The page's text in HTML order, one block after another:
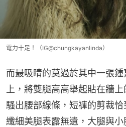
電力十足！（IG@chungkayanlinda）
而最吸睛的莫過於其中一張
上，將雙腿高高舉起貼在牆
騷出腰部線條，短褲的剪裁
纖細美腿表露無遺，大腿與